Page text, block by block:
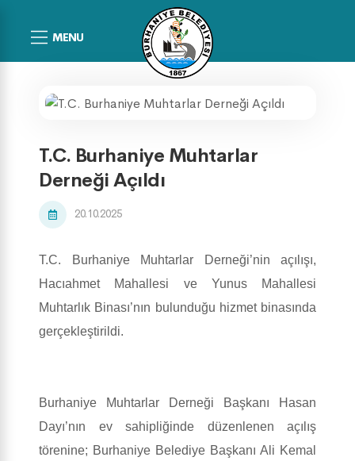
MENU
T.C. Burhaniye Muhtarlar
Derneği Açıldı
20.10.2025
T.C. Burhaniye Muhtarlar Derneği’nin açılışı,
Hacıahmet Mahallesi ve Yunus Mahallesi
Muhtarlık Binası’nın bulunduğu hizmet binasında
gerçekleştirildi.
Burhaniye Muhtarlar Derneği Başkanı Hasan
Dayı’nın ev sahipliğinde düzenlenen açılış
törenine; Burhaniye Belediye Başkanı Ali Kemal